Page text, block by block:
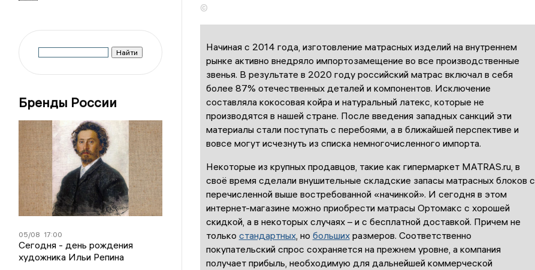
Бренды России
05/08 17:00
Сегодня - день рождения
художника Ильи Репина
©
Начиная с 2014 года, изготовление матрасных изделий на внутреннем
рынке активно внедряло импортозамещение во все производственные
звенья. В результате в 2020 году российский матрас включал в себя
более 87% отечественных деталей и компонентов. Исключение
составляла кокосовая койра и натуральный латекс, которые не
производятся в нашей стране. После введения западных санкций эти
материалы стали поступать с перебоями, а в ближайшей перспективе и
вовсе могут исчезнуть из списка немногочисленного импорта.
Некоторые из крупных продавцов, такие как гипермаркет MATRAS.ru, в
своё время сделали внушительные складские запасы матрасных блоков с
перечисленной выше востребованной «начинкой». И сегодня в этом
интернет-магазине можно приобрести матрасы Ортомакс с хорошей
скидкой, а в некоторых случаях – и с бесплатной доставкой. Причем не
только стандартных, но большихразмеров. Соответственно
покупательский спрос сохраняется на прежнем уровне, а компания
получает прибыль, необходимую для дальнейшей коммерческой